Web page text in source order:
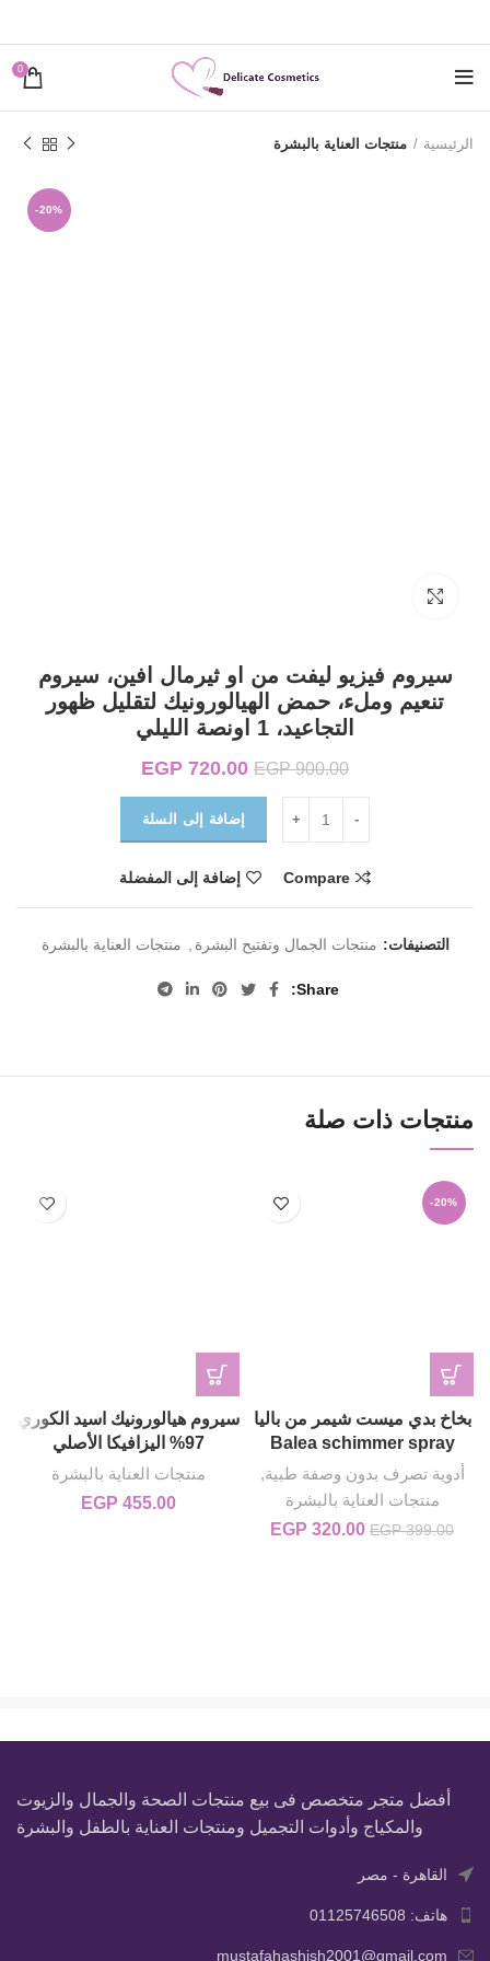
0
الرئيسية منتجات العناية بالبشرة
-20%
سيروم فيزيو ليفت من او ثيرمال افين، سيروم
تنعيم وملء، حمض الهيالورونيك لتقليل ظهور
التجاعيد، 1 اونصة الليلي
EGP900.00
السعر الأصلي هو:
EGP 900.00.
EGP 720.00
EGP 720.00.
إضافة إلى السلة
Compare إضافة إلى المفضلة
التصنيفات: منتجات الجمال وتفتيح البشرة منتجات العناية بالبشرة
Share
منتجات ذات صلة
-20%
بخاخ بدي ميست شيمر من باليا
Balea schimmer spray
أدوية تصرف بدون وصفة طبية,
منتجات العناية بالبشرة
EGP399.00 السعر الأصلي هو: EGP 399.00.
EGP 320.00
سيروم هيالورونيك اسيد الكوري
97% اليزافيكا الأصلي
منتجات العناية بالبشرة
EGP 455.00
أفضل متجر متخصص فى بيع منتجات الصحة والجمال والزيوت
والمكياج وأدوات التجميل ومنتجات العناية بالطفل والبشرة
القاهرة - مصر
هاتف: 01125746508
mustafahashish2001@gmail.com